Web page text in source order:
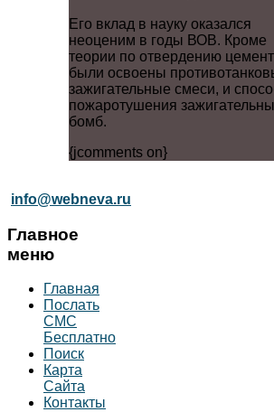
Его вклад в науку оказался
неоценим в годы ВОВ. Кроме
теории по отвердению
были освоены
зажигательные смеси, и
пожаротушения
бомб.
{jcomments on}
info@webneva.ru
Главное
меню
Главная
Послать
СМС
Бесплатно
Поиск
Карта
Сайта
Контакты